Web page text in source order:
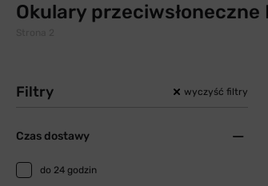
Okulary przeciwsłoneczne
Filtry wyczyść filtry
Czas dostawy
do 24 godzin